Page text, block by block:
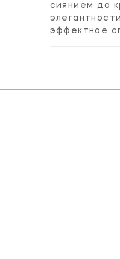
сиянием до
эффектное